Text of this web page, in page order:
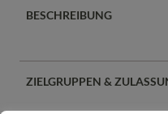
BESCHREIBUNG
die in jeder Begegnung,
akut werden kann, etwa
ZIELGRUPPEN &
alle Interessierten